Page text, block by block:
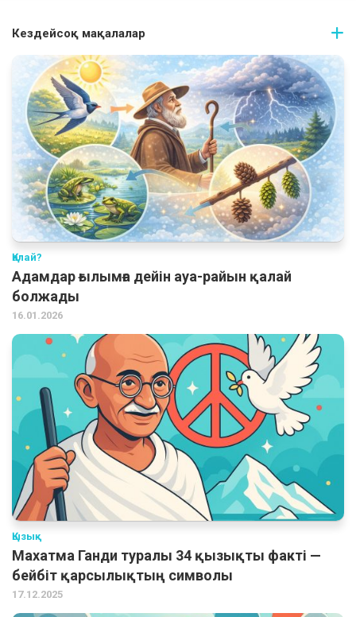
Кездейсоқ мақалалар
Қалай?
Адамдар ғылымға дейін ауа-райын қалай
болжады
16.01.2026
Қызық
Махатма Ганди туралы 34 қызықты факті —
бейбіт қарсылықтың символы
17.12.2025